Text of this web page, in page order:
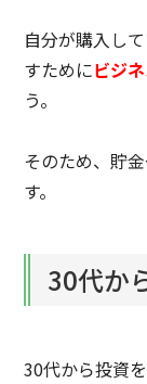
自分が購入し
すためにビジ
う。
そのため、貯
す。
30代か
30代から投資